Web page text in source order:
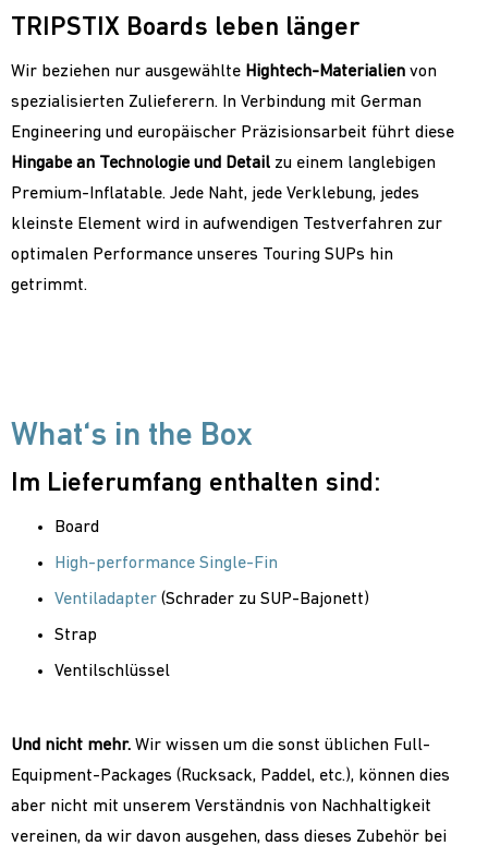
TRIPSTIX Boards leben länger
Wir beziehen nur ausgewählte Hightech-Materialien von
spezialisierten Zulieferern. In Verbindung mit German
Engineering und europäischer Präzisionsarbeit führt diese
Hingabe an Technologie und Detail zu einem langlebigen
Premium-Inflatable. Jede Naht, jede Verklebung, jedes
kleinste Element wird in aufwendigen Testverfahren zur
optimalen Performance unseres Touring SUPs hin
getrimmt.
What‘s in the Box
Im Lieferumfang enthalten sind:
Board
High-performance Single-Fin
Ventiladapter (Schrader zu SUP-Bajonett)
Strap
Ventilschlüssel
Und nicht mehr. Wir wissen um die sonst üblichen Full-
Equipment-Packages (Rucksack, Paddel, etc.), können dies
aber nicht mit unserem Verständnis von Nachhaltigkeit
vereinen, da wir davon ausgehen, dass dieses Zubehör bei